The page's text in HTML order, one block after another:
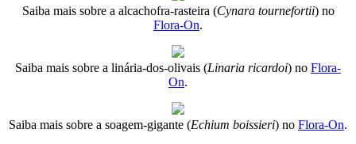
Saiba mais sobre a alcachofra-rasteira (Cynara tournefortii) no
Flora-On.
Saiba mais sobre a linária-dos-olivais (Linaria ricardoi) no Flora-
On.
Saiba mais sobre a soagem-gigante (Echium boissieri) no Flora-On.